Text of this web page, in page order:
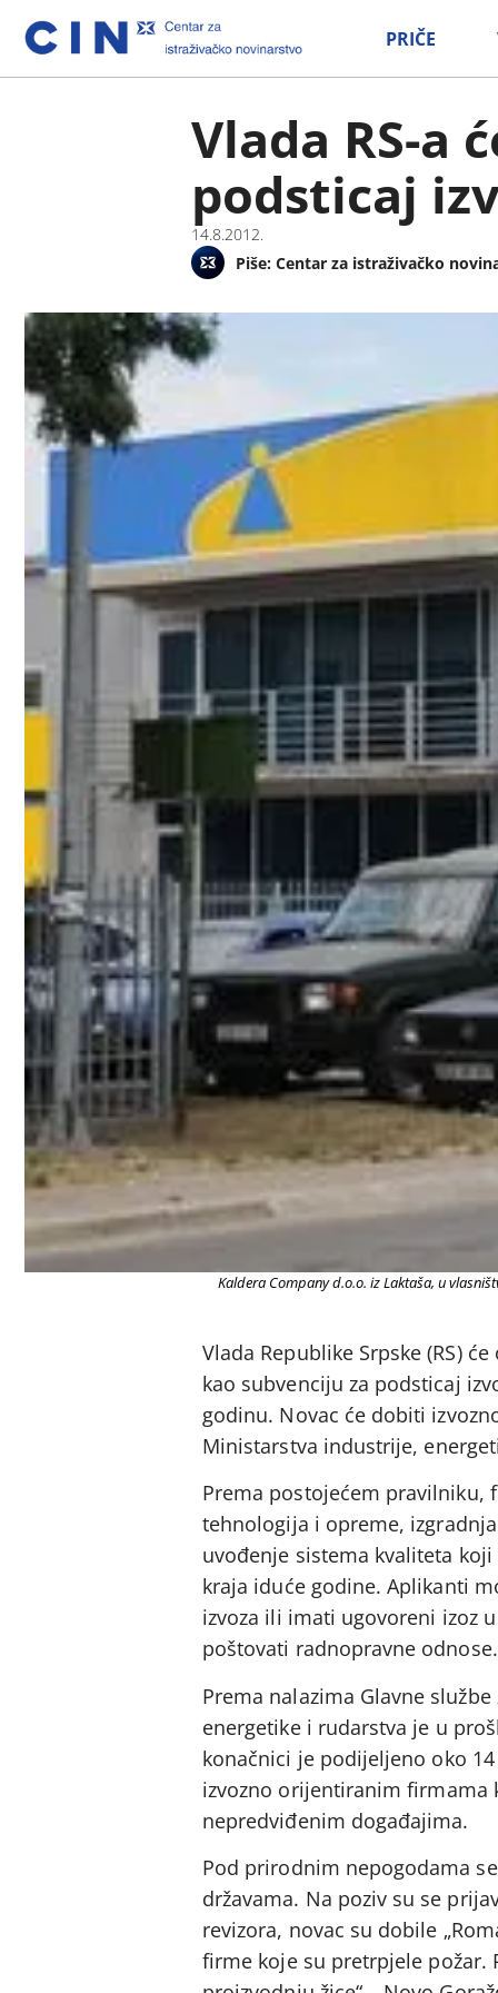
PRIČE
Vlada RS-a
podsticaj
14.8.2012.
Piše: Centar za istraživačko
Kaldera Company d.o.o. iz Laktaša, u
Vlada Republike Srpske (RS)
kao subvenciju za podsticaj
godinu. Novac će dobiti
Ministarstva industrije,
Prema postojećem pravilniku,
tehnologija i opreme,
uvođenje sistema kvaliteta
kraja iduće godine. Aplikanti
izvoza ili imati ugovoreni izoz
poštovati radnopravne odnose.
Prema nalazima Glavne
energetike i rudarstva je u
konačnici je podijeljeno oko
izvozno orijentiranim
nepredviđenim događajima.
Pod prirodnim nepogodama
državama. Na poziv su se
revizora, novac su dobile
firme koje su pretrpjele požar.